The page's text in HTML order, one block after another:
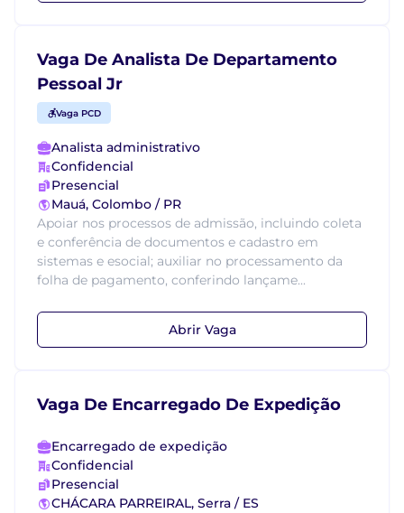
Vaga De Analista De Departamento
Pessoal Jr
Vaga PCD
Analista administrativo
Confidencial
Presencial
Mauá, Colombo / PR
Apoiar nos processos de admissão, incluindo coleta
e conferência de documentos e cadastro em
sistemas e esocial; auxiliar no processamento da
folha de pagamento, conferindo lançame...
Abrir Vaga
Vaga De Encarregado De Expedição
Encarregado de expedição
Confidencial
Presencial
CHÁCARA PARREIRAL, Serra / ES